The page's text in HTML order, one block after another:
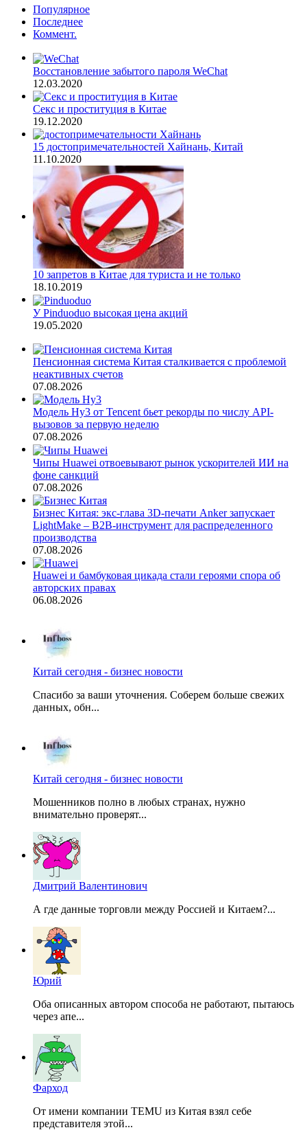
Популярное
Последнее
Коммент.
Восстановление забытого пароля WeChat
12.03.2020
Секс и проституция в Китае
19.12.2020
15 достопримечательностей Хайнань, Китай
11.10.2020
10 запретов в Китае для туриста и не только
18.10.2019
У Pinduoduo высокая цена акций
19.05.2020
Пенсионная система Китая сталкивается с проблемой
неактивных счетов
07.08.2026
Модель Hy3 от Tencent бьет рекорды по числу API-
вызовов за первую неделю
07.08.2026
Чипы Huawei отвоевывают рынок ускорителей ИИ на
фоне санкций
07.08.2026
Бизнес Китая: экс-глава 3D-печати Anker запускает
LightMake – B2B-инструмент для распределенного
производства
07.08.2026
Huawei и бамбуковая цикада стали героями спора об
авторских правах
06.08.2026
Китай сегодня - бизнес новости
Спасибо за ваши уточнения. Соберем больше свежих
данных, обн...
Китай сегодня - бизнес новости
Мошенников полно в любых странах, нужно
внимательно проверят...
Дмитрий Валентинович
А где данные торговли между Россией и Китаем?...
Юрий
Оба описанных автором способа не работают, пытаюсь
через апе...
Фарход
От имени компании TEMU из Китая взял себе
представителя этой...